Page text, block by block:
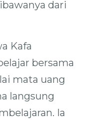
dari
Kafa
bersama
mata uang
langsung
Ia